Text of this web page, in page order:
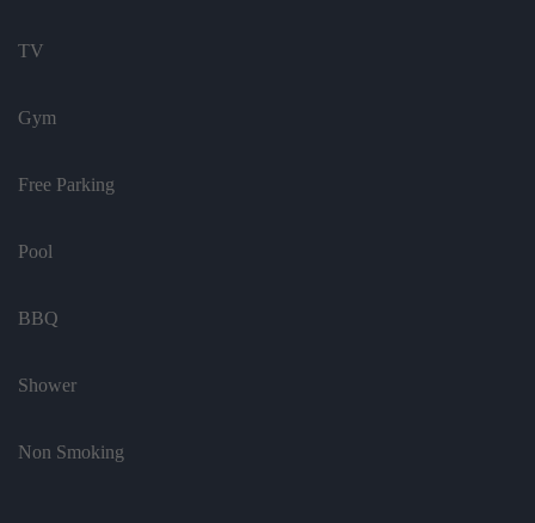
TV
Gym
Free Parking
Pool
BBQ
Shower
Non Smoking